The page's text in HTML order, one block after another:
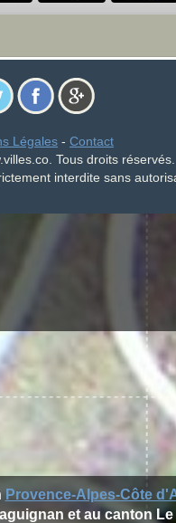
Légales - Contact
Tous droits réservés.
interdite sans
Provence-Alpes-Côte
et au canton